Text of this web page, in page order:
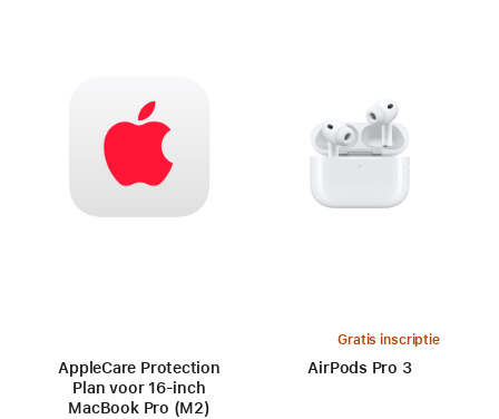
AppleCare Protection
Plan voor 16‑inch
MacBook Pro (M2)
Gratis inscriptie
AirPods Pro 3